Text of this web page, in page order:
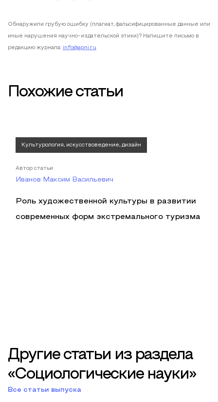
Обнаружили грубую ошибку (плагиат, фальсифицированные данные или
иные нарушения научно-издательской этики)? Напишите письмо в
редакцию журнала: info@apni.ru
Похожие статьи
Культурология, искусствоведение, дизайн
Автор статьи
Иванов Максим Васильевич
Роль художественной культуры в развитии
современных форм экстремального туризма
Другие статьи из раздела
«Социологические науки»
Все статьи выпуска